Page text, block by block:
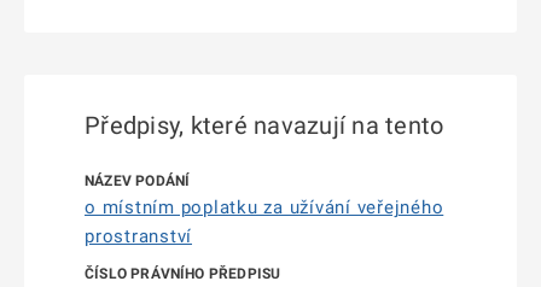
Předpisy, které navazují na tento
o místním poplatku za užívání veřejného
prostranství